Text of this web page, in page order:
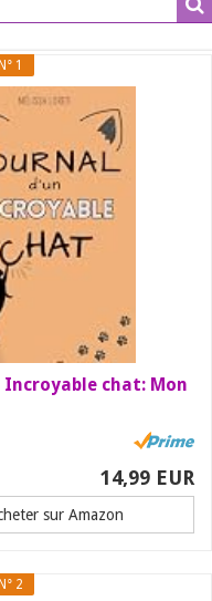
1
Incroyable chat: Mon
14,99 EUR
sur Amazon
2